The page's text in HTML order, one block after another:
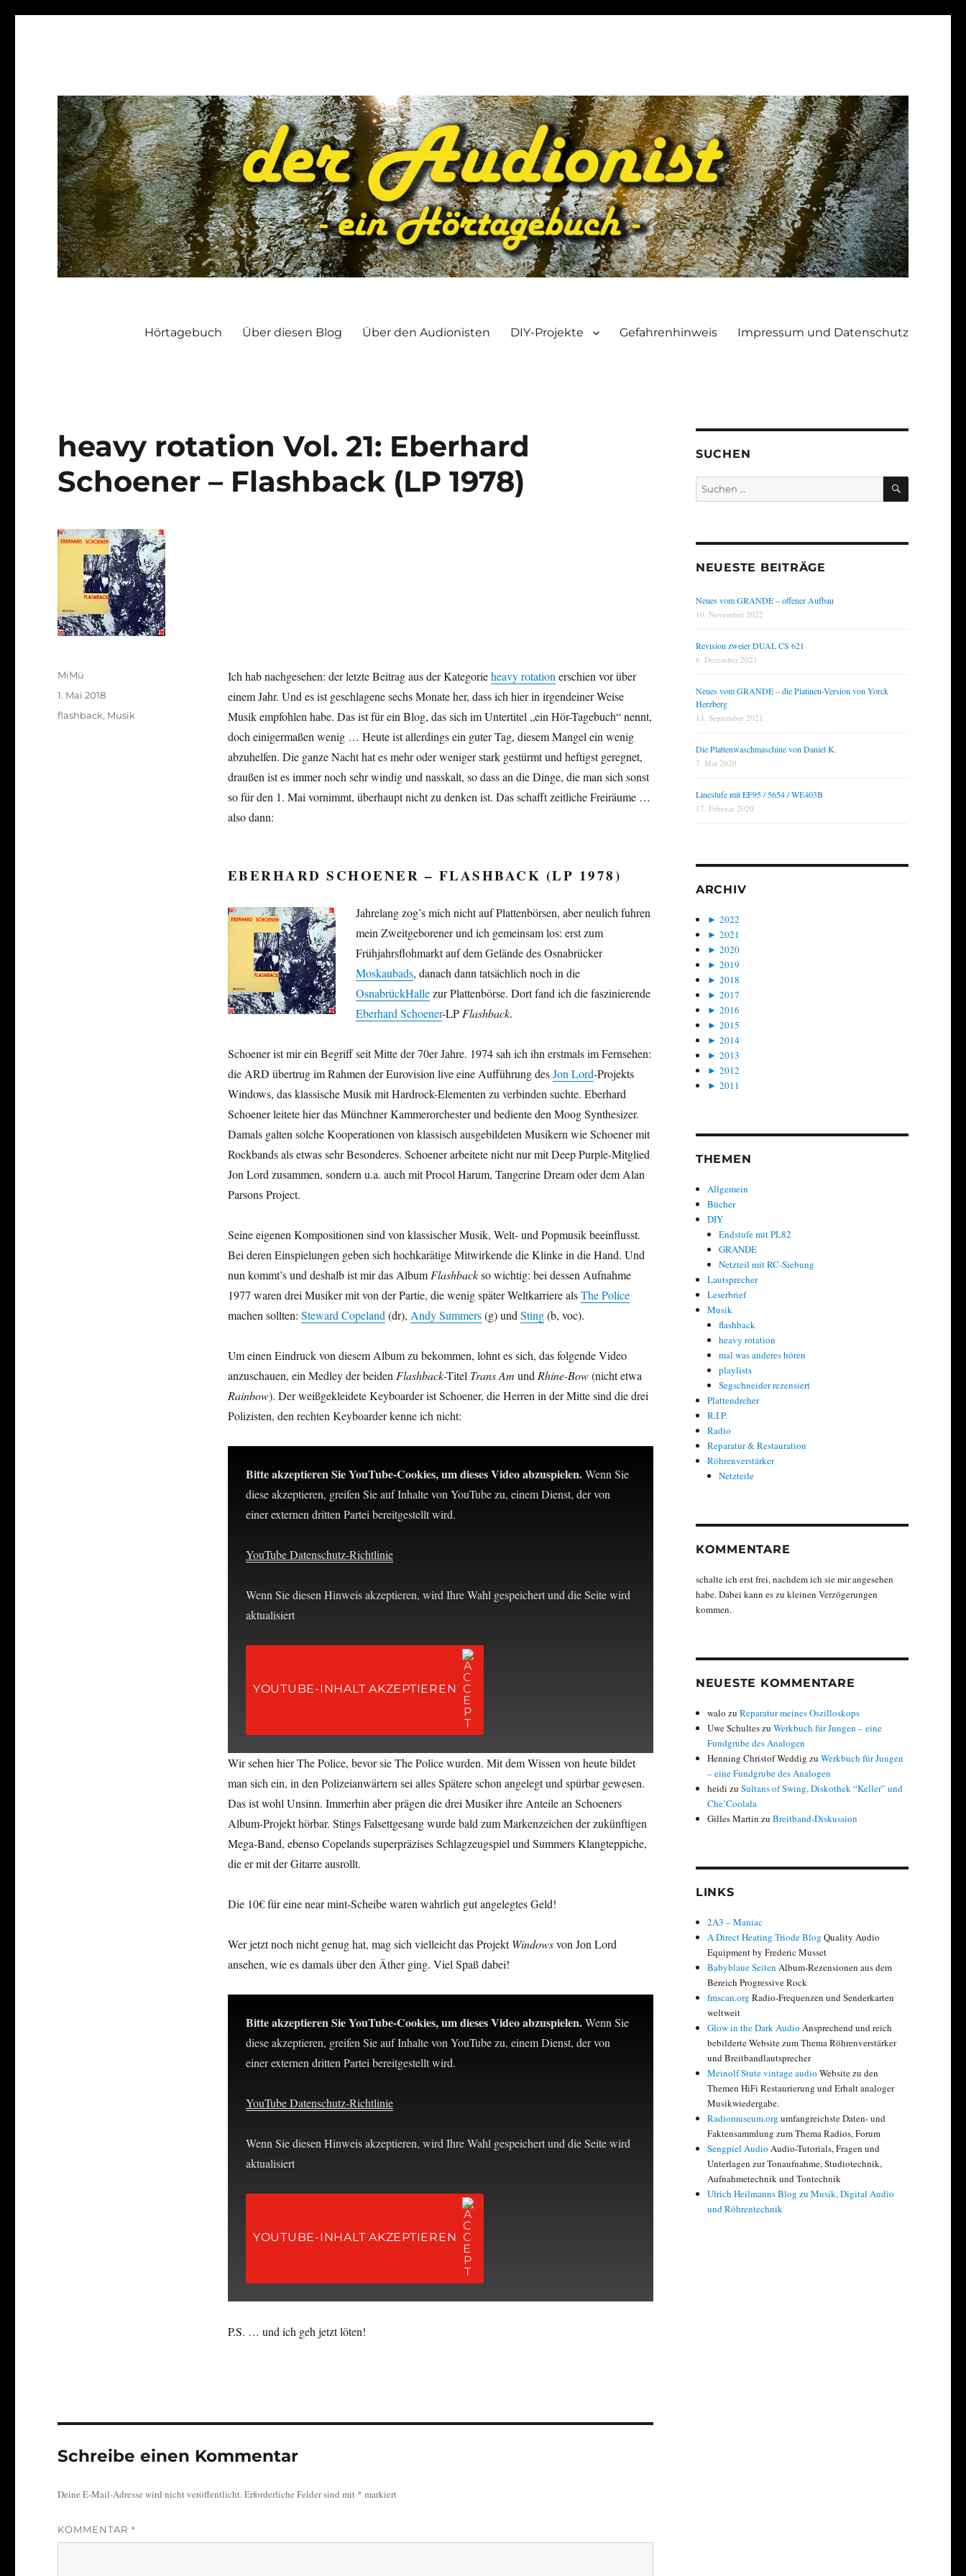
Hörtagebuch Über diesen Blog Über den Audionisten DIY-Projekte Gefahrenhinweis Impressum und Datenschutz
heavy rotation Vol. 21: Eberhard
Schoener – Flashback (LP 1978)
Ich hab nachgesehen: der letzte Beitrag aus der Kategorieheavy rotation erschien vor über
einem Jahr. Und es ist geschlagene sechs Monate her, dass ich hier in irgendeiner Weise
Musik empfohlen habe. Das ist für ein Blog, das sich im Untertitel „ein Hör-Tagebuch“ nennt,
doch einigermaßen wenig … Heute ist allerdings ein guter Tag, diesem Mangel ein wenig
abzuhelfen. Die ganze Nacht hat es mehr oder weniger stark gestürmt und heftigst geregnet,
draußen ist es immer noch sehr windig und nasskalt, so dass an die Dinge, die man sich sonst
so für den 1. Mai vornimmt, überhaupt nicht zu denken ist. Das schafft zeitliche Freiräume …
also dann:
EBERHARD SCHOENER – FLASHBACK (LP 1978)
Jahrelang zog’s mich nicht auf Plattenbörsen, aber neulich fuhren
mein Zweitgeborener und ich gemeinsam los: erst zum
Frühjahrsflohmarkt auf dem Gelände des Osnabrücker
Moskaubads, danach dann tatsächlich noch in die
OsnabrückHallezur Plattenbörse. Dort fand ich die faszinierende
Eberhard Schoener-LP Flashback.
Schoener ist mir ein Begriff seit Mitte der 70er Jahre. 1974 sah ich ihn erstmals im Fernsehen:
die ARD übertrug im Rahmen der Eurovision live eine Aufführung desJon Lord-Projekts
Windows, das klassische Musik mit Hardrock-Elementen zu verbinden suchte. Eberhard
Schoener leitete hier das Münchner Kammerorchester und bediente den Moog Synthesizer.
Damals galten solche Kooperationen von klassisch ausgebildeten Musikern wie Schoener mit
Rockbands als etwas sehr Besonderes. Schoener arbeitete nicht nur mit Deep Purple-Mitglied
Jon Lord zusammen, sondern u.a. auch mit Procol Harum, Tangerine Dream oder dem Alan
Parsons Project.
Seine eigenen Kompositionen sind von klassischer Musik, Welt- und Popmusik beeinflusst.
Bei deren Einspielungen geben sich hochkarätige Mitwirkende die Klinke in die Hand. Und
nun kommt’s und deshalb ist mir das Album Flashbackso wichtig: bei dessen Aufnahme
1977 waren drei Musiker mit von der Partie, die wenig später Weltkarriere alsThe Police
machen sollten: Steward Copeland (dr), Andy Summers(g) und Sting(b, voc).
Um einen Eindruck von diesem Album zu bekommen, lohnt es sich, das folgende Video
anzuschauen, ein Medley der beiden Flashback-Titel Trans Am und Rhine-Bow(nicht etwa
Rainbow). Der weißgekleidete Keyboarder ist Schoener, die Herren in der Mitte sind die drei
Polizisten, den rechten Keyboarder kenne ich nicht:
Bitte akzeptieren Sie YouTube-Cookies, um dieses Video abzuspielen.Wenn Sie
diese akzeptieren, greifen Sie auf Inhalte von YouTube zu, einem Dienst, der von
einer externen dritten Partei bereitgestellt wird.
YouTube Datenschutz-Richtlinie
Wenn Sie diesen Hinweis akzeptieren, wird Ihre Wahl gespeichert und die Seite wird
aktualisiert
YOUTUBE-INHALT AKZEPTIEREN
Wir sehen hier The Police, bevor sie The Police wurden. Mit dem Wissen von heute bildet
man sich ein, in den Polizeianwärtern sei alles Spätere schon angelegt und spürbar gewesen.
Das ist wohl Unsinn. Immerhin aber prägen die drei Musiker ihre Anteile an Schoeners
Album-Projekt hörbar. Stings Falsettgesang wurde bald zum Markenzeichen der zukünftigen
Mega-Band, ebenso Copelands superpräzises Schlagzeugspiel und Summers Klangteppiche,
die er mit der Gitarre ausrollt.
Die 10€ für eine near mint-Scheibe waren wahrlich gut angelegtes Geld!
Wer jetzt noch nicht genug hat, mag sich vielleicht das ProjektWindowsvon Jon Lord
ansehen, wie es damals über den Äther ging. Viel Spaß dabei!
Bitte akzeptieren Sie YouTube-Cookies, um dieses Video abzuspielen.Wenn Sie
diese akzeptieren, greifen Sie auf Inhalte von YouTube zu, einem Dienst, der von
einer externen dritten Partei bereitgestellt wird.
YouTube Datenschutz-Richtlinie
Wenn Sie diesen Hinweis akzeptieren, wird Ihre Wahl gespeichert und die Seite wird
aktualisiert
YOUTUBE-INHALT AKZEPTIEREN
P.S. … und ich geh jetzt löten!
Autor
MiMü
Veröffentlicht
am
1. Mai 2018
Kategorien
flashback, Musik
Schreibe einen Kommentar
Deine E-Mail-Adresse wird nicht veröffentlicht. Erforderliche Felder sind mit * markiert
KOMMENTAR *
SUCHEN
Suchen
SUCHEN
NEUESTE BEITRÄGE
Neues vom GRANDE – offener Aufbau
10. November 2022
Revision zweier DUAL CS 621
6. Dezember 2021
Neues vom GRANDE – die Platinen-Version von Yorck
Herzberg
13. September 2021
Die Plattenwaschmaschine von Daniel K.
7. Mai 2020
Linestufe mit EF95 / 5654 / WE403B
17. Februar 2020
ARCHIV
►2022
►2021
►2020
►2019
►2018
►2017
►2016
►2015
►2014
►2013
►2012
►2011
THEMEN
Allgemein
Bücher
DIY
Endstufe mit PL82
GRANDE
Netzteil mit RC-Siebung
Lautsprecher
Leserbrief
Musik
flashback
heavy rotation
mal was anderes hören
playlists
Segschneider rezensiert
Plattendreher
R.I.P.
Radio
Reparatur & Restauration
Röhrenverstärker
Netzteile
KOMMENTARE
schalte ich erst frei, nachdem ich sie mir angesehen
habe. Dabei kann es zu kleinen Verzögerungen
kommen.
NEUESTE KOMMENTARE
walo zuReparatur meines Oszilloskops
Uwe SchulteszuWerkbuch für Jungen – eine
Fundgrube des Analogen
Henning Christof Weddig zuWerkbuch für Jungen
– eine Fundgrube des Analogen
heidi zuSultans of Swing, Diskothek “Keller” und
Che’Coolala
Gilles Martin zuBreitband-Diskussion
LINKS
2A3 – Maniac
A Direct Heating Triode Blog Quality Audio
Equipment by Frederic Musset
Babyblaue Seiten Album-Rezensionen aus dem
Bereich Progressive Rock
fmscan.org Radio-Frequenzen und Senderkarten
weltweit
Glow in the Dark Audio Ansprechend und reich
bebilderte Website zum Thema Röhrenverstärker
und Breitbandlautsprecher
Meinolf Stute vintage audio Website zu den
Themen HiFi Restaurierung und Erhalt analoger
Musikwiedergabe.
Radiomuseum.org umfangreichste Daten- und
Faktensammlung zum Thema Radios, Forum
Sengpiel Audio Audio-Tutorials, Fragen und
Unterlagen zur Tonaufnahme, Studiotechnik,
Aufnahmetechnik und Tontechnik
Ulrich Heilmanns Blog zu Musik, Digital Audio
und Röhrentechnik